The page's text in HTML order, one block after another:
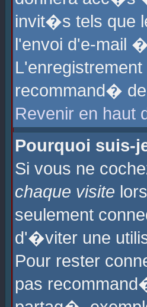
invit�s tels que
l'envoi d'e-mail
recommand�
Revenir en haut
Pourquoi suis-
Si vous ne
chaque visite
seulement
d'�viter une
Pour rester
pas